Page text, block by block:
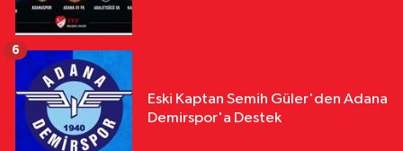
Eski Kaptan Semih Güler'den Adana
Demirspor'a Destek
6